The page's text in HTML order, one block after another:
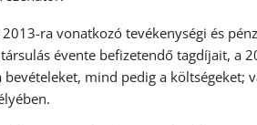
ra vonatkozó tevékenységi és
évente befizetendő tagdíjait, a
mind pedig a költségeket;